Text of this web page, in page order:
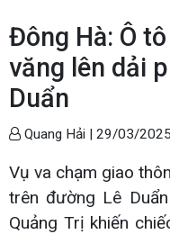
Đông Hà: Ô
văng lên dải
Duẩn
Quang Hải | 29/03/
Vụ va chạm giao
trên đường Lê
Quảng Trị khiến